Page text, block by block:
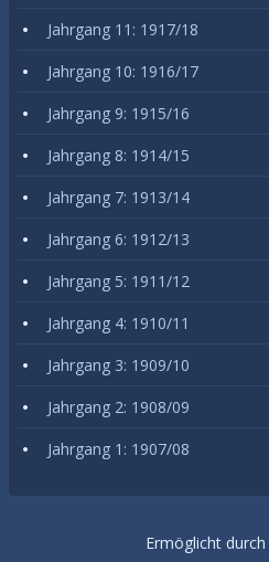
Jahrgang 11: 1917/18
Jahrgang 10: 1916/17
Jahrgang 9: 1915/16
Jahrgang 8: 1914/15
Jahrgang 7: 1913/14
Jahrgang 6: 1912/13
Jahrgang 5: 1911/12
Jahrgang 4: 1910/11
Jahrgang 3: 1909/10
Jahrgang 2: 1908/09
Jahrgang 1: 1907/08
Ermöglicht durch